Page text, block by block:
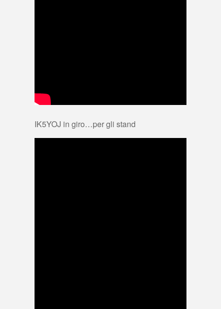
IK5YOJ in giro…per gli stand